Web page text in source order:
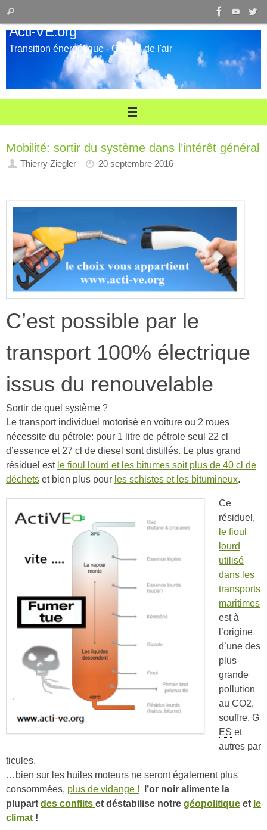
Passer
au
contenu
pour
:
Rechercher
Acti-VE.org
Transition énergétique - Qualité de l'air
Mobilité: sortir du système dans l’intérêt général
Thierry Ziegler 20 septembre 2016
C’est possible par le
transport 100% électrique
issus du renouvelable
Sortir de quel système ?
Le transport individuel motorisé en voiture ou 2 roues
nécessite du pétrole: pour 1 litre de pétrole seul 22 cl
d’essence et 27 cl de diesel sont distillés. Le plus grand
résiduel est le fioul lourd et les bitumes soit plus de 40 cl de
déchets et bien plus pour les schistes et les bitumineux.
Ce
résiduel,
le fioul
lourd
utilisé
dans les
transports
maritimes
est à
l’origine
d’une des
plus
grande
pollution
au CO2,
souffre, G
ES et
autres par
ticules.
…bien sur les huiles moteurs ne seront également plus
consommées, plus de vidange !
l’or noir alimente la
plupart des conflits et déstabilise notre géopolitique et le
climat !